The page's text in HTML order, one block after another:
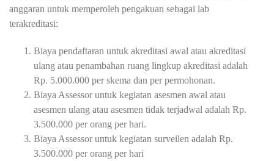
anggaran untuk memperoleh pengakuan sebagai lab
terakreditasi:
Biaya pendaftaran untuk akreditasi awal atau akreditasi
ulang atau penambahan ruang lingkup akreditasi adalah
Rp. 5.000.000 per skema dan per permohonan.
Biaya Assessor untuk kegiatan asesmen awal atau
asesmen ulang atau asesmen tidak terjadwal adalah Rp.
3.500.000 per orang per hari.
Biaya Assessor untuk kegiatan surveilen adalah Rp.
3.500.000 per orang per hari